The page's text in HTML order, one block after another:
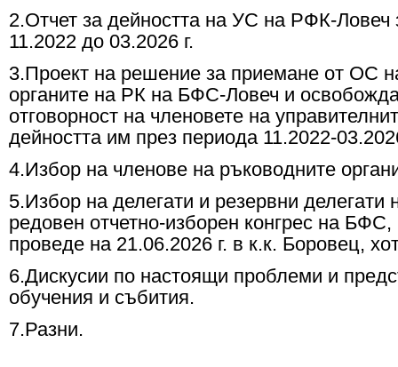
2.Отчет за дейността на УС на РФК-Ловеч
11.2022 до 03.2026 г.
3.Проект на решение за приемане от ОС
органите на РК на БФС-Ловеч и
отговорност на членовете на
дейността им през периода 11.2022-
4.Избор на членове на ръководните
5.Избор на делегати и резервни делегати
редовен отчетно-изборен конгрес на
проведе на 21.06.2026 г. в к.к. Боровец,
6.Дискусии по настоящи проблеми и
обучения и събития.
7.Разни.